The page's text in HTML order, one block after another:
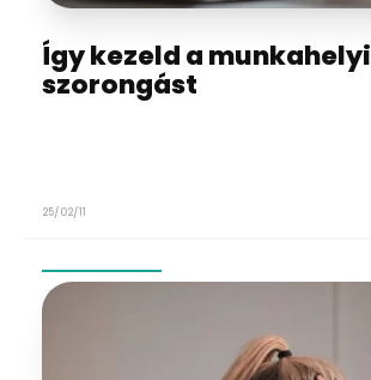
Így kezeld a munkahelyi
szorongást
25/02/11